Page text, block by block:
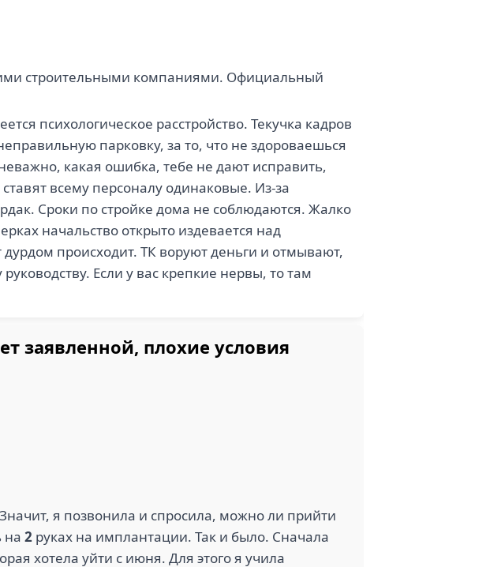
строительными компаниями. Официальный
психологическое расстройство. Текучка кадров
парковку, за то, что не здороваешься
какая ошибка, тебе не дают исправить,
всему персоналу одинаковые. Из-за
Сроки по стройке дома не соблюдаются. Жалко
начальство открыто издевается над
происходит. ТК воруют деньги и отмывают,
Если у вас крепкие нервы, то там
заявленной, плохие условия
я позвонила и спросила, можно ли прийти
на 2 руках на имплантации. Так и было. Сначала
хотела уйти с июня. Для этого я учила